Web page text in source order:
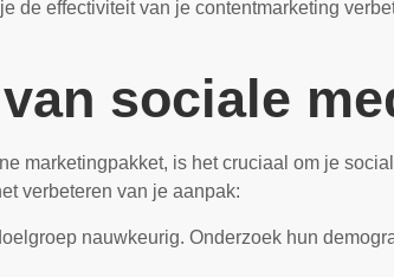
de effectiviteit van je contentmarketing
sociale
marketingpakket, is het cruciaal om je
verbeteren van je aanpak:
nauwkeurig. Onderzoek hun